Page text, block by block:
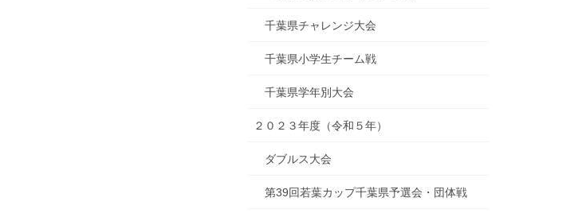
千葉県チャレンジ大会
千葉県小学生チーム戦
千葉県学年別大会
２０２３年度（令和５年）
ダブルス大会
第39回若葉カップ千葉県予選会・団体戦